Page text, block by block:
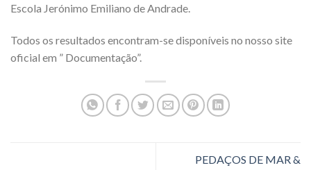
Escola Jerónimo Emiliano de Andrade.
Todos os resultados encontram-se disponíveis no nosso site
oficial em ” Documentação”.
PEDAÇOS DE MAR &